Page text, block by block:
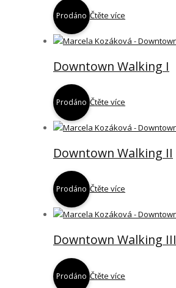
Prodáno Čtěte více
Downtown Walking I
Prodáno Čtěte více
Downtown Walking II
Prodáno Čtěte více
Downtown Walking III
Prodáno Čtěte více